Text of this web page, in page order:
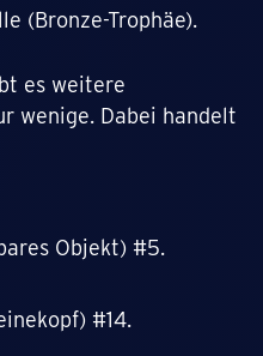
(Bronze-Trophäe).
es weitere
wenige. Dabei handelt
Objekt) #5.
#14.